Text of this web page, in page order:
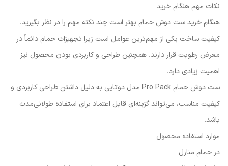
نکات مهم هنگام خرید
هنگام خرید ست دوش حمام بهتر است چند نکته مهم را در نظر بگیرید.
کیفیت ساخت یکی از مهم‌ترین عوامل است زیرا تجهیزات حمام دائماً در
معرض رطوبت قرار دارند. همچنین طراحی و کاربردی بودن محصول نیز
اهمیت زیادی دارد.
ست دوش حمام Pro Pack مدل دوتایی به دلیل داشتن طراحی کاربردی و
کیفیت مناسب، می‌تواند گزینه‌ای قابل اعتماد برای استفاده طولانی‌مدت
باشد.
موارد استفاده محصول
در حمام منازل